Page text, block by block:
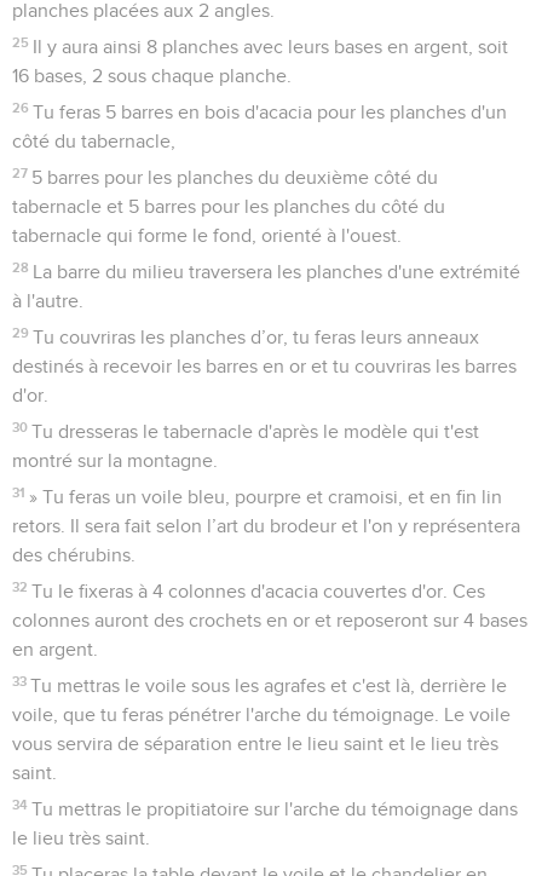
planches placées aux 2 angles.
25 Il y aura ainsi 8 planches avec leurs bases en argent, soit
16 bases, 2 sous chaque planche.
26 Tu feras 5 barres en bois d'acacia pour les planches d'un
côté du tabernacle,
27 5 barres pour les planches du deuxième côté du
tabernacle et 5 barres pour les planches du côté du
tabernacle qui forme le fond, orienté à l'ouest.
28 La barre du milieu traversera les planches d'une extrémité
à l'autre.
29 Tu couvriras les planches d’or, tu feras leurs anneaux
destinés à recevoir les barres en or et tu couvriras les barres
d'or.
30 Tu dresseras le tabernacle d'après le modèle qui t'est
montré sur la montagne.
31 » Tu feras un voile bleu, pourpre et cramoisi, et en fin lin
retors. Il sera fait selon l’art du brodeur et l'on y représentera
des chérubins.
32 Tu le fixeras à 4 colonnes d'acacia couvertes d'or. Ces
colonnes auront des crochets en or et reposeront sur 4 bases
en argent.
33 Tu mettras le voile sous les agrafes et c'est là, derrière le
voile, que tu feras pénétrer l'arche du témoignage. Le voile
vous servira de séparation entre le lieu saint et le lieu très
saint.
34 Tu mettras le propitiatoire sur l'arche du témoignage dans
le lieu très saint.
35